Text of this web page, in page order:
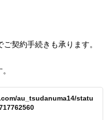
契約手続きも承ります。
au_tsudanuma14/statu